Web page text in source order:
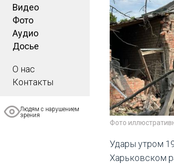
Видео
Фото
Аудио
Досье
О нас
Контакты
Людям с нарушением
зрения
Фото
Удары утром
Харьковском